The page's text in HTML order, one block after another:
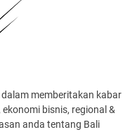
memberitakan kabar
bisnis, regional &
anda tentang Bali